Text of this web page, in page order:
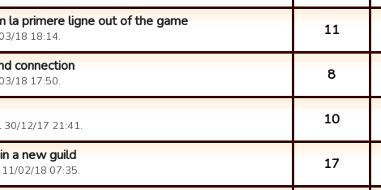
la primere ligne out of the game
18 18:14. 11
connection
18 17:50. 8
30/12/17 21:41. 10
a new guild
11/02/18 07:35. 17